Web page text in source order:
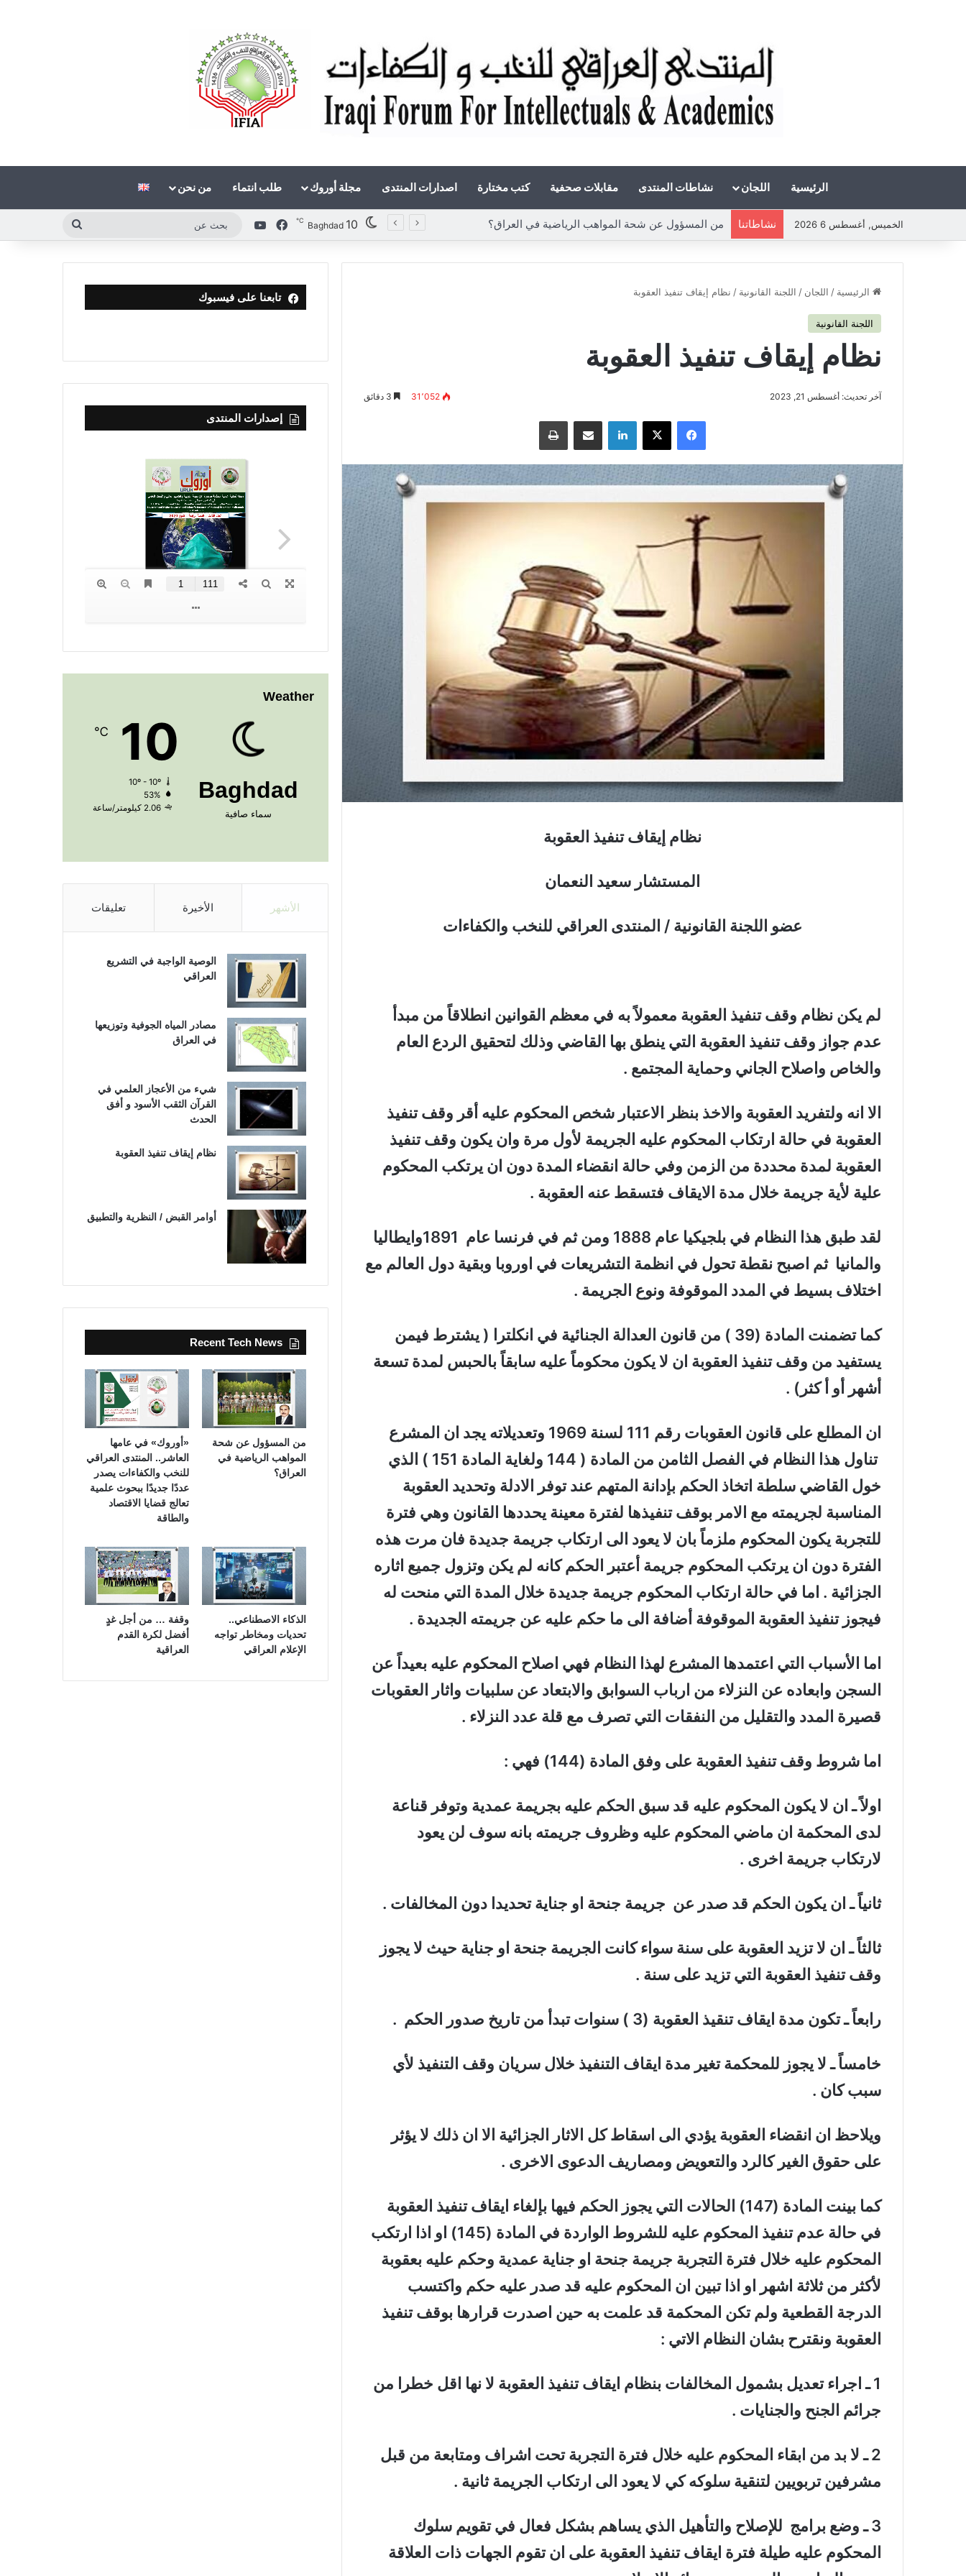
الرئيسية اللجان نشاطات المنتدى مقابلات صحفية كتب مختارة اصدارات المنتدى مجلة أوروك طلب انتماء من نحن
الخميس, أغسطس 6 2026 نشاطاتنا من المسؤول عن شحة المواهب الرياضية في العراق؟ Baghdad 10
℃ فيسبوك‫YouTube
الرئيسية / اللجان / اللجنة القانونية / نظام إيقاف تنفيذ العقوبة
اللجنة القانونية
نظام إيقاف تنفيذ العقوبة
آخر تحديث: أغسطس 21, 2023 31٬052
فيسبوك لينكدإن
نظام إيقاف تنفيذ العقوبة
المستشار سعيد النعمان
عضو اللجنة القانونية / المنتدى العراقي للنخب والكفاءات
لم يكن نظام وقف تنفيذ العقوبة معمولاً به في معظم القوانين انطلاقاً من مبدأ
عدم جواز وقف تنفيذ العقوبة التي ينطق بها القاضي وذلك لتحقيق الردع العام
والخاص واصلاح الجاني وحماية المجتمع .
الا انه ولتفريد العقوبة والاخذ بنظر الاعتبار شخص المحكوم عليه أقر وقف تنفيذ
العقوبة في حالة ارتكاب المحكوم عليه الجريمة لأول مرة وان يكون وقف تنفيذ
العقوبة لمدة محددة من الزمن وفي حالة انقضاء المدة دون ان يرتكب المحكوم
علية لأية جريمة خلال مدة الايقاف فتسقط عنه العقوبة .
لقد طبق هذا النظام في بلجيكيا عام 1888 ومن ثم في فرنسا عام 1891وايطاليا
والمانيا ثم اصبح نقطة تحول في انظمة التشريعات في اوروبا وبقية دول العالم مع
اختلاف بسيط في المدد الموقوفة ونوع الجريمة .
كما تضمنت المادة (39 ) من قانون العدالة الجنائية في انكلترا ( يشترط فيمن
يستفيد من وقف تنفيذ العقوبة ان لا يكون محكوماً عليه سابقاً بالحبس لمدة تسعة
أشهر أو أ كثر) .
ان المطلع على قانون العقوبات رقم 111 لسنة 1969 وتعديلاته يجد ان المشرع
تناول هذا النظام في الفصل الثامن من المادة ( 144 ولغاية المادة 151 ) الذي
خول القاضي سلطة اتخاذ الحكم بإدانة المتهم عند توفر الادلة وتحديد العقوبة
المناسبة لجريمته مع الامر بوقف تنفيذها لفترة معينة يحددها القانون وهي فترة
للتجربة يكون المحكوم ملزماً بان لا يعود الى ارتكاب جريمة جديدة فان مرت هذه
الفترة دون ان يرتكب المحكوم جريمة أعتبر الحكم كانه لم يكن وتزول جميع اثاره
الجزائية . اما في حالة ارتكاب المحكوم جريمة جديدة خلال المدة التي منحت له
فيجوز تنفيذ العقوبة الموقوفة أضافة الى ما حكم عليه عن جريمته الجديدة .
اما الأسباب التي اعتمدها المشرع لهذا النظام فهي اصلاح المحكوم عليه بعيداً عن
السجن وابعاده عن النزلاء من ارباب السوابق والابتعاد عن سلبيات واثار العقوبات
قصيرة المدد والتقليل من النفقات التي تصرف مع قلة عدد النزلاء .
اما شروط وقف تنفيذ العقوبة على وفق المادة (144) فهي :
اولاً ـ ان لا يكون المحكوم عليه قد سبق الحكم عليه بجريمة عمدية وتوفر قناعة
لدى المحكمة ان ماضي المحكوم عليه وظروف جريمته بانه سوف لن يعود
لارتكاب جريمة اخرى .
ثانياً ـ ان يكون الحكم قد صدر عن جريمة جنحة او جناية تحديدا دون المخالفات .
ثالثاً ـ ان لا تزيد العقوبة على سنة سواء كانت الجريمة جنحة او جناية حيث لا يجوز
وقف تنفيذ العقوبة التي تزيد على سنة .
رابعاً ـ تكون مدة ايقاف تنقيذ العقوبة (3 ) سنوات تبدأ من تاريخ صدور الحكم .
خامساً ـ لا يجوز للمحكمة تغير مدة ايقاف التنفيذ خلال سريان وقف التنفيذ لأي
سبب كان .
ويلاحظ ان انقضاء العقوبة يؤدي الى اسقاط كل الاثار الجزائية الا ان ذلك لا يؤثر
على حقوق الغير كالرد والتعويض ومصاريف الدعوى الاخرى .
كما بينت المادة (147) الحالات التي يجوز الحكم فيها بإلغاء ايقاف تنفيذ العقوبة
في حالة عدم تنفيذ المحكوم عليه للشروط الواردة في المادة (145) او اذا ارتكب
المحكوم عليه خلال فترة التجربة جريمة جنحة او جناية عمدية وحكم عليه بعقوبة
لأكثر من ثلاثة اشهر او اذا تبين ان المحكوم عليه قد صدر عليه حكم واكتسب
الدرجة القطعية ولم تكن المحكمة قد علمت به حين اصدرت قرارها بوقف تنفيذ
العقوبة ونقترح بشان النظام الاتي :
1 ـ اجراء تعديل بشمول المخالفات بنظام ايقاف تنفيذ العقوبة لا نها اقل خطرا من
جرائم الجنح والجنايات .
2 ـ لا بد من ابقاء المحكوم عليه خلال فترة التجربة تحت اشراف ومتابعة من قبل
مشرفين تربويين لتنقية سلوكه كي لا يعود الى ارتكاب الجريمة ثانية .
3 ـ وضع برامج للإصلاح والتأهيل الذي يساهم بشكل فعال في تقويم سلوك
المحكوم عليه طيلة فترة ايقاف تنفيذ العقوبة على ان تقوم الجهات ذات العلاقة
تابعنا على فيسبوك
إصدارات المنتدى
Weather
Baghdad
سماء صافية
10
℃
10º - 10º
53%
2.06 كيلومتر/ساعة
الأشهر الأخيرة تعليقات
الوصية الواجبة في التشريع
العراقي
مصادر المياه الجوفية وتوزيعها
في العراق
شيء من الأعجاز العلمي في
القرآن الثقب الأسود و أفق
الحدث
نظام إيقاف تنفيذ العقوبة
أوامر القبض / النظرية والتطبيق
Recent Tech News
من المسؤول عن شحة
المواهب الرياضية في
العراق؟
«أوروك» في عامها
العاشر.. المنتدى العراقي
للنخب والكفاءات يصدر
عددًا جديدًا ببحوث علمية
تعالج قضايا الاقتصاد
والطاقة
الذكاء الاصطناعي..
تحديات ومخاطر تواجه
الإعلام العراقي
وقفة … من أجل غدٍ
أفضل لكرة القدم
العراقية